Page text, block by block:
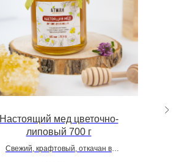
Настоящий мед цветочно-
липовый 700 г
Свежий, крафтовый, откачан в